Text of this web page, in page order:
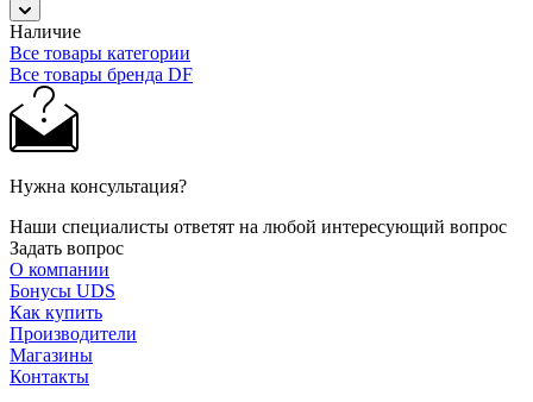
Наличие
Все товары категории
Все товары бренда DF
Нужна консультация?
Наши специалисты ответят на любой интересующий вопрос
Задать вопрос
О компании
Бонусы UDS
Как купить
Производители
Магазины
Контакты